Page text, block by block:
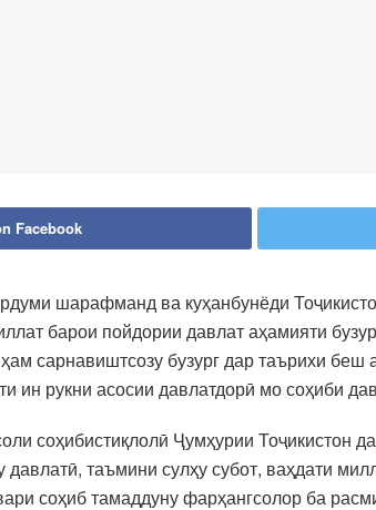
Facebook
шарафманд ва куҳанбунёди
барои пойдории давлат аҳамияти
сарнавиштсозу бузург дар таърихи
рукни асосии давлатдорӣ мо соҳиби
соҳибистиқлолӣ Ҷумҳурии Тоҷикистон
таъмини сулҳу субот, ваҳдати
соҳиб тамаддуну фарҳангсолор ба